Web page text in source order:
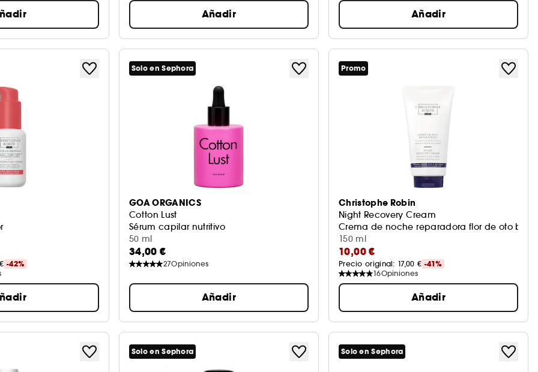
Añadir Añadir
-42%
Solo en Sephora
GOA ORGANICS
Cotton Lust
Sérum capilar nutritivo
50 ml
34,00 €
27Opiniones
Añadir
Promo
Christophe Robin
Night Recovery Cream
Crema de noche reparadora flor de oto
150 ml
10,00 €
Precio original: 17,00 € -41%
16Opiniones
Añadir
Solo en Sephora Solo en Sephora